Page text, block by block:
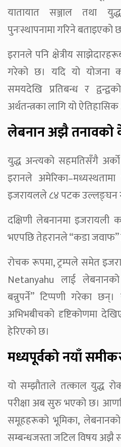
यातायात सञ्जाल तथा
पुनःस्थापनामा गरिने बताइएको
इरानले पनि क्षेत्रीय
गरेको छ। यदि यो योजना
समयदेखि प्रतिबन्ध र
अर्थतन्त्रका लागि यो
लेबनान अझै तनावको
युद्ध अन्त्यको सहमतिसँगै
इरानले
इजरायलले ८४ पटक उल्लङ्घन
दक्षिणी लेबनानमा इजरायली
भएपछि तेहरानले “कडा जवाफ”
रोचक रूपमा, ट्रम्पले समेत
Netanyahu लाई
बन्नुपर्ने” टिप्पणी गरेका
अभिभबीचको दृष्टिकोणमा
हेरिएको छ।
मध्यपूर्वको नयाँ
यो सम्झौताले तत्काल युद्ध
परीक्षा अब सुरु भएको छ।
समूहहरूको भूमिका,
सम्बन्धजस्ता जटिल विषय अझै